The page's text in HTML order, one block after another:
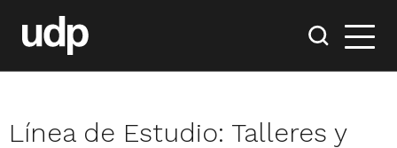
Línea de Estudio: Talleres y